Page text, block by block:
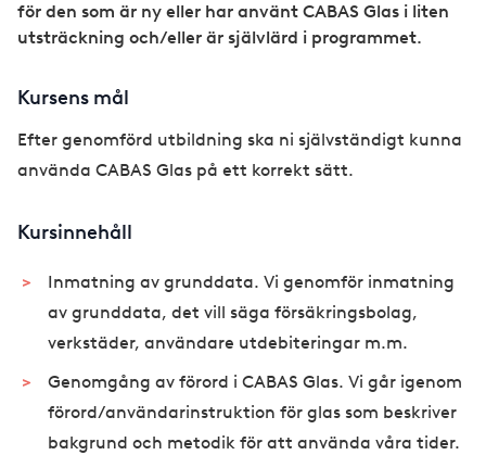
för den som är ny eller har använt CABAS Glas i liten
utsträckning och/eller är självlärd i programmet.
Kursens mål
Efter genomförd utbildning ska ni självständigt kunna
använda CABAS Glas på ett korrekt sätt.
Kursinnehåll
Inmatning av grunddata. Vi genomför inmatning
av grunddata, det vill säga försäkringsbolag,
verkstäder, användare utdebiteringar m.m.
Genomgång av förord i CABAS Glas. Vi går igenom
förord/användarinstruktion för glas som beskriver
bakgrund och metodik för att använda våra tider.